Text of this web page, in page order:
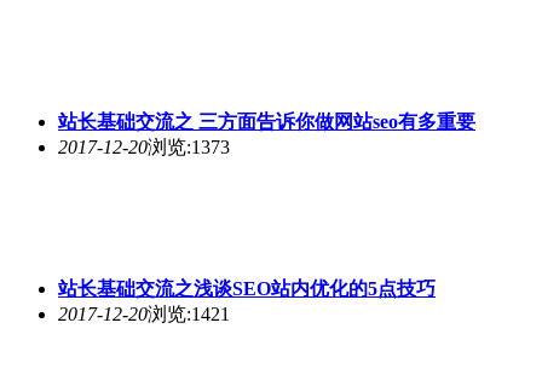
站长基础交流之 三方面告诉你做网站seo有多重要
2017-12-20浏览:1373
站长基础交流之浅谈SEO站内优化的5点技巧
2017-12-20浏览:1421